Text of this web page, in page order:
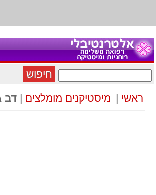
חיפוש
ראשי | מיסטיקנים מומלצים |דב